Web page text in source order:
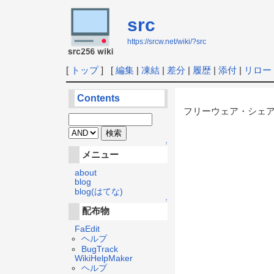
src
https://srcw.net/wiki/?src
[ トップ] [ 編集| 凍結| 差分 | 履歴| 添付| リロー
フリーウェア・シェ
Contents
↑
メニュー
about
blog
blog(はてな)
↑
配布物
FaEdit
ヘルプ
BugTrack
WikiHelpMaker
ヘルプ